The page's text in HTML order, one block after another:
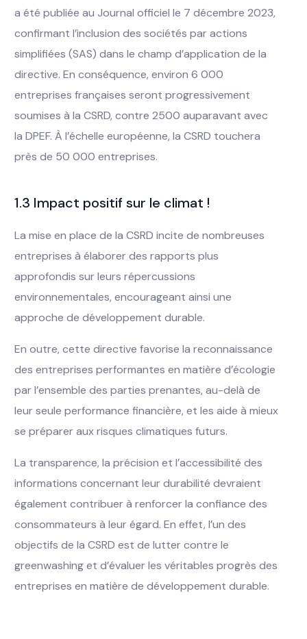
a été publiée au Journal officiel le 7 décembre 2023,
confirmant l’inclusion des sociétés par actions
simplifiées (SAS) dans le champ d’application de la
directive. En conséquence, environ 6 000
entreprises françaises seront progressivement
soumises à la CSRD, contre 2500 auparavant avec
la DPEF. À l’échelle européenne, la CSRD touchera
près de 50 000 entreprises.
1.3 Impact positif sur le climat !
La mise en place de la CSRD incite de nombreuses
entreprises à élaborer des rapports plus
approfondis sur leurs répercussions
environnementales, encourageant ainsi une
approche de développement durable.
En outre, cette directive favorise la reconnaissance
des entreprises performantes en matière d’écologie
par l’ensemble des parties prenantes, au-delà de
leur seule performance financière, et les aide à mieux
se préparer aux risques climatiques futurs.
La transparence, la précision et l’accessibilité des
informations concernant leur durabilité devraient
également contribuer à renforcer la confiance des
consommateurs à leur égard. En effet, l’un des
objectifs de la CSRD est de lutter contre le
greenwashing et d’évaluer les véritables progrès des
entreprises en matière de développement durable.